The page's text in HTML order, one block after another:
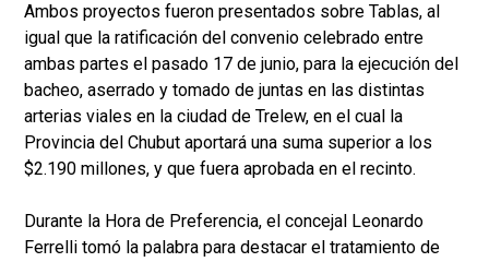
Ambos proyectos fueron presentados sobre Tablas, al
igual que la ratificación del convenio celebrado entre
ambas partes el pasado 17 de junio, para la ejecución del
bacheo, aserrado y tomado de juntas en las distintas
arterias viales en la ciudad de Trelew, en el cual la
Provincia del Chubut aportará una suma superior a los
$2.190 millones, y que fuera aprobada en el recinto.
Durante la Hora de Preferencia, el concejal Leonardo
Ferrelli tomó la palabra para destacar el tratamiento de